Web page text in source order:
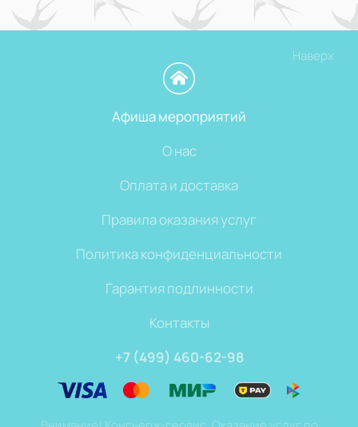
Наверх
Афиша мероприятий
О нас
Оплата и доставка
Правила оказания услуг
Политика конфиденциальности
Гарантия подлинности
Контакты
+7 (499) 460-62-98